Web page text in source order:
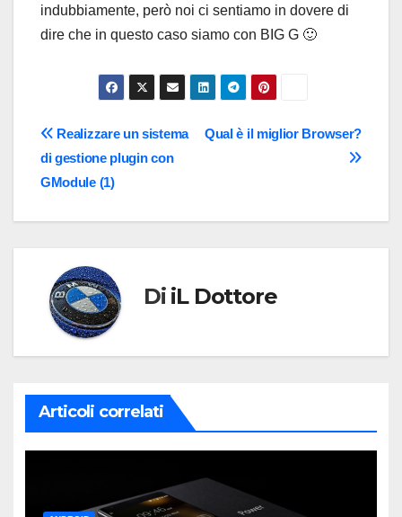
indubbiamente, però noi ci sentiamo in dovere di
dire che in questo caso siamo con BIG G 🙂
Navigazione
articoli
Qual è il miglior Browser?
Realizzare un sistema
di gestione plugin con
GModule (1)
Di iL Dottore
Articoli correlati